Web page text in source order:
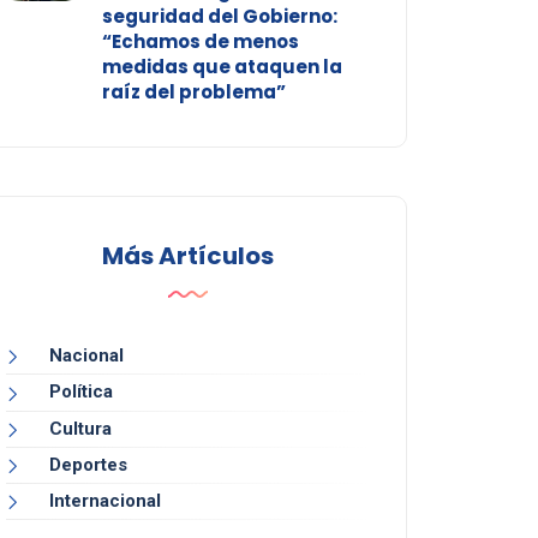
seguridad del Gobierno:
“Echamos de menos
medidas que ataquen la
raíz del problema”
Más Artículos
Nacional
Política
Cultura
Deportes
Internacional